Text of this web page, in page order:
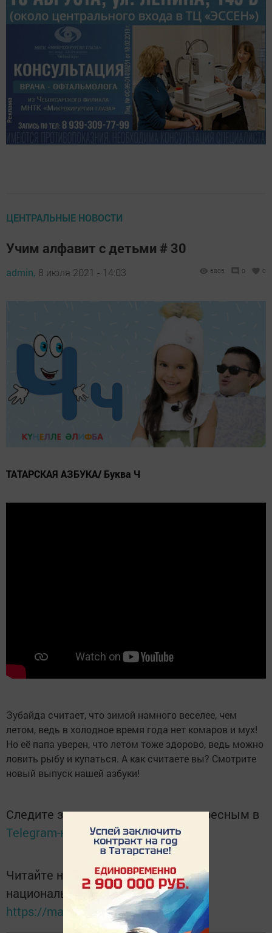
ЦЕНТРАЛЬНЫЕ НОВОСТИ
Учим алфавит с детьми # 30
admin, 8 июля 2021 - 14:03 6805 0 0
ТАТАРСКАЯ АЗБУКА/ Буква Ч
Зубайда считает, что зимой намного веселее, чем
летом, ведь в холодное время года нет комаров и мух!
Но её папа уверен, что летом тоже здорово, ведь можно
ловить рыбу и купаться. А как считаете вы? Смотрите
новый выпуск нашей азбуки!
Следите за самым важным и интересным в
Telegram-каналеТатмедиа
Читайте новости Татарстана в
национальном мессенджере MАХ:
https://max.ru/tatmedia